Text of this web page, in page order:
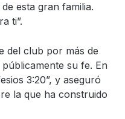
esta gran familia.
ti”.
del club por más de
su fe. En
3:20”, y aseguró
la que ha construido